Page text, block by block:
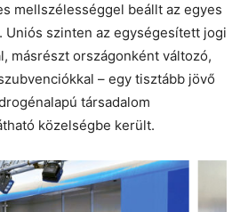
mellszélességgel beállt az egyes
Uniós szinten az egységesített jogi
másrészt országonként változó,
– egy tisztább jövő
társadalom
közelségbe került.